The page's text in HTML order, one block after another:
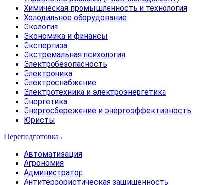
Химическая промышленность и технология
Холодильное оборудование
Экология
Экономика и финансы
Экспертиза
Экстремальная психология
Электробезопасность
Электроника
Электроснабжение
Электротехника и электроэнергетика
Энергетика
Энергосбережение и энергоэффективность
Юристы
Переподготовка
Автоматизация
Агрономия
Администратор
Антитеррористическая защищенность